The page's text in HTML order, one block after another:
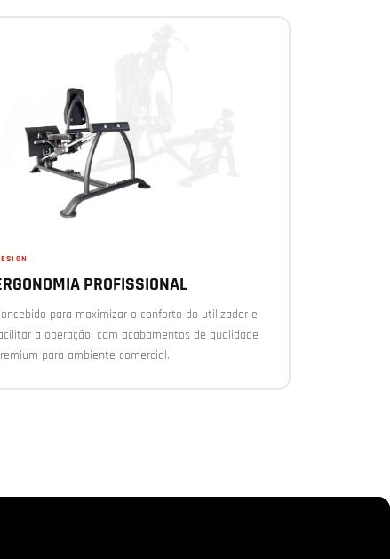
PROFISSIONAL
para maximizar o conforto do utilizador e
a operação, com acabamentos de qualidade
para ambiente comercial.